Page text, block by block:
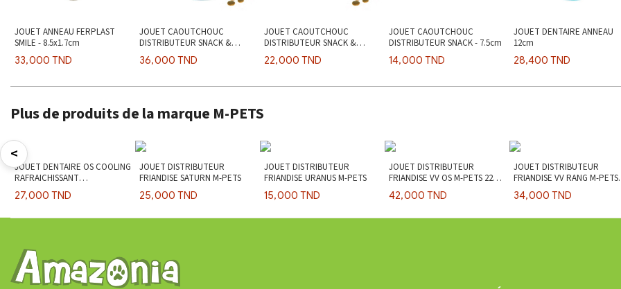
JOUET ANNEAU FERPLAST
SMILE - 8.5x1.7cm
33,000 TND
JOUET CAOUTCHOUC
DISTRIBUTEUR SNACK &
CORDE - 10.8cm
36,000 TND
JOUET CAOUTCHOUC
DISTRIBUTEUR SNACK &
CORDE - 8.6cm
22,000 TND
JOUET CAOUTCHOUC
DISTRIBUTEUR SNACK - 7.5cm
14,000 TND
JOUET DENTAIRE ANNEAU
12cm
28,400 TND
Plus de produits de la marque M-PETS
<
JOUET DENTAIRE OS COOLING
RAFRAICHISSANT
16.3x7.8x3.7cm
27,000 TND
JOUET DISTRIBUTEUR
FRIANDISE SATURN M-PETS
25,000 TND
JOUET DISTRIBUTEUR
FRIANDISE URANUS M-PETS
15,000 TND
JOUET DISTRIBUTEUR
FRIANDISE VV OS M-PETS 22cm
- Saveur Bacon
42,000 TND
JOUET DISTRIBUTEUR
FRIANDISE VV RANG M-PETS
18cm - Saveur Poulet
34,000 TND